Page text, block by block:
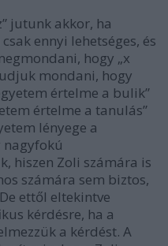
jutunk akkor, ha
ennyi lehetséges, és
hogy „x
mondani, hogy
értelme a bulik”
értelme a tanulás”
lényege a
nagyfokú
hiszen Zoli számára is
számára sem biztos,
ettől eltekintve
kérdésre, ha a
a kérdést. A